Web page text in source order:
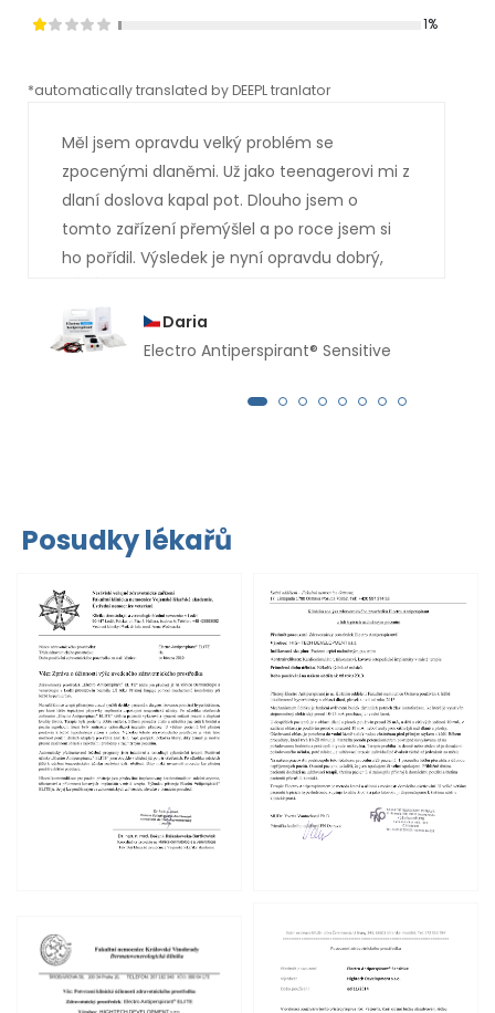
1%
*automatically translated by DEEPL tranlator
Měl jsem opravdu velký problém se
zpocenými dlaněmi. Už jako teenagerovi mi z
dlaní doslova kapal pot. Dlouho jsem o
tomto zařízení přemýšlel a po roce jsem si
ho pořídil. Výsledek je nyní opravdu dobrý,
několik měsíců mi z rukou neukápla ani
kapka potu.
Daria
Electro Antiperspirant® Sensitive
Posudky lékařů